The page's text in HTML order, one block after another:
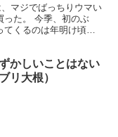
マジでばっちりウマい
った。 今季、初のぶ
てくるのは年明け頃か
かしいことはない
リ大根）